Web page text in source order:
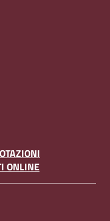
ONLINE